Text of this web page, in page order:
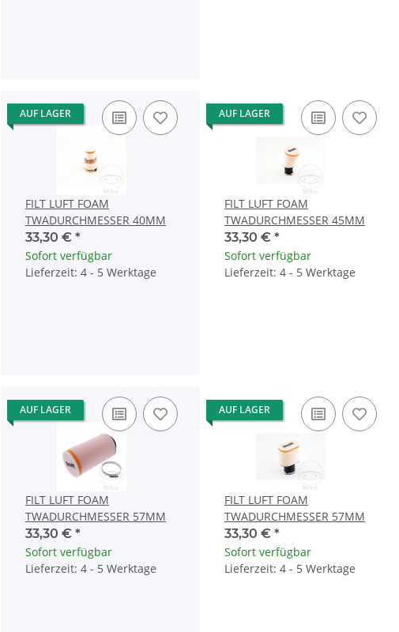
AUF LAGER
FILT LUFT FOAM
TWADURCHMESSER 40MM
33,30 € *
Sofort verfügbar
Lieferzeit: 4 - 5 Werktage
AUF LAGER
FILT LUFT FOAM
TWADURCHMESSER 45MM
33,30 € *
Sofort verfügbar
Lieferzeit: 4 - 5 Werktage
AUF LAGER
FILT LUFT FOAM
TWADURCHMESSER 57MM
33,30 € *
Sofort verfügbar
Lieferzeit: 4 - 5 Werktage
AUF LAGER
FILT LUFT FOAM
TWADURCHMESSER 57MM
33,30 € *
Sofort verfügbar
Lieferzeit: 4 - 5 Werktage